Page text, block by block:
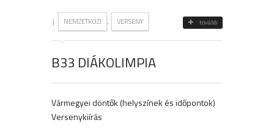
| NEMZETKÖZI , VERSENY tovább
B33 DIÁKOLIMPIA
Vármegyei döntők (helyszínek és időpontok)
Versenykiírás